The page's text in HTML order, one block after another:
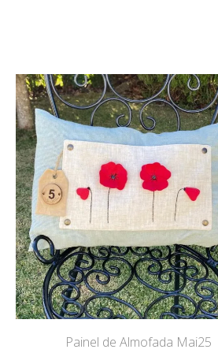
Painel de Almofada Mai25